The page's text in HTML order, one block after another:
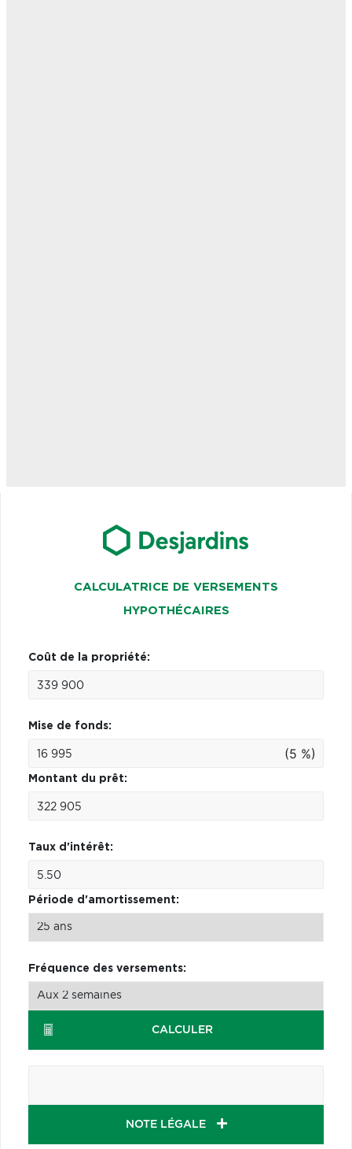
CALCULATRICE DE VERSEMENTS
HYPOTHÉCAIRES
Coût de la propriété:
Mise de fonds:
(5 %)
Montant du prêt:
Taux d'intérêt:
Période d'amortissement:
Fréquence des versements:
CALCULER
NOTE LÉGALE